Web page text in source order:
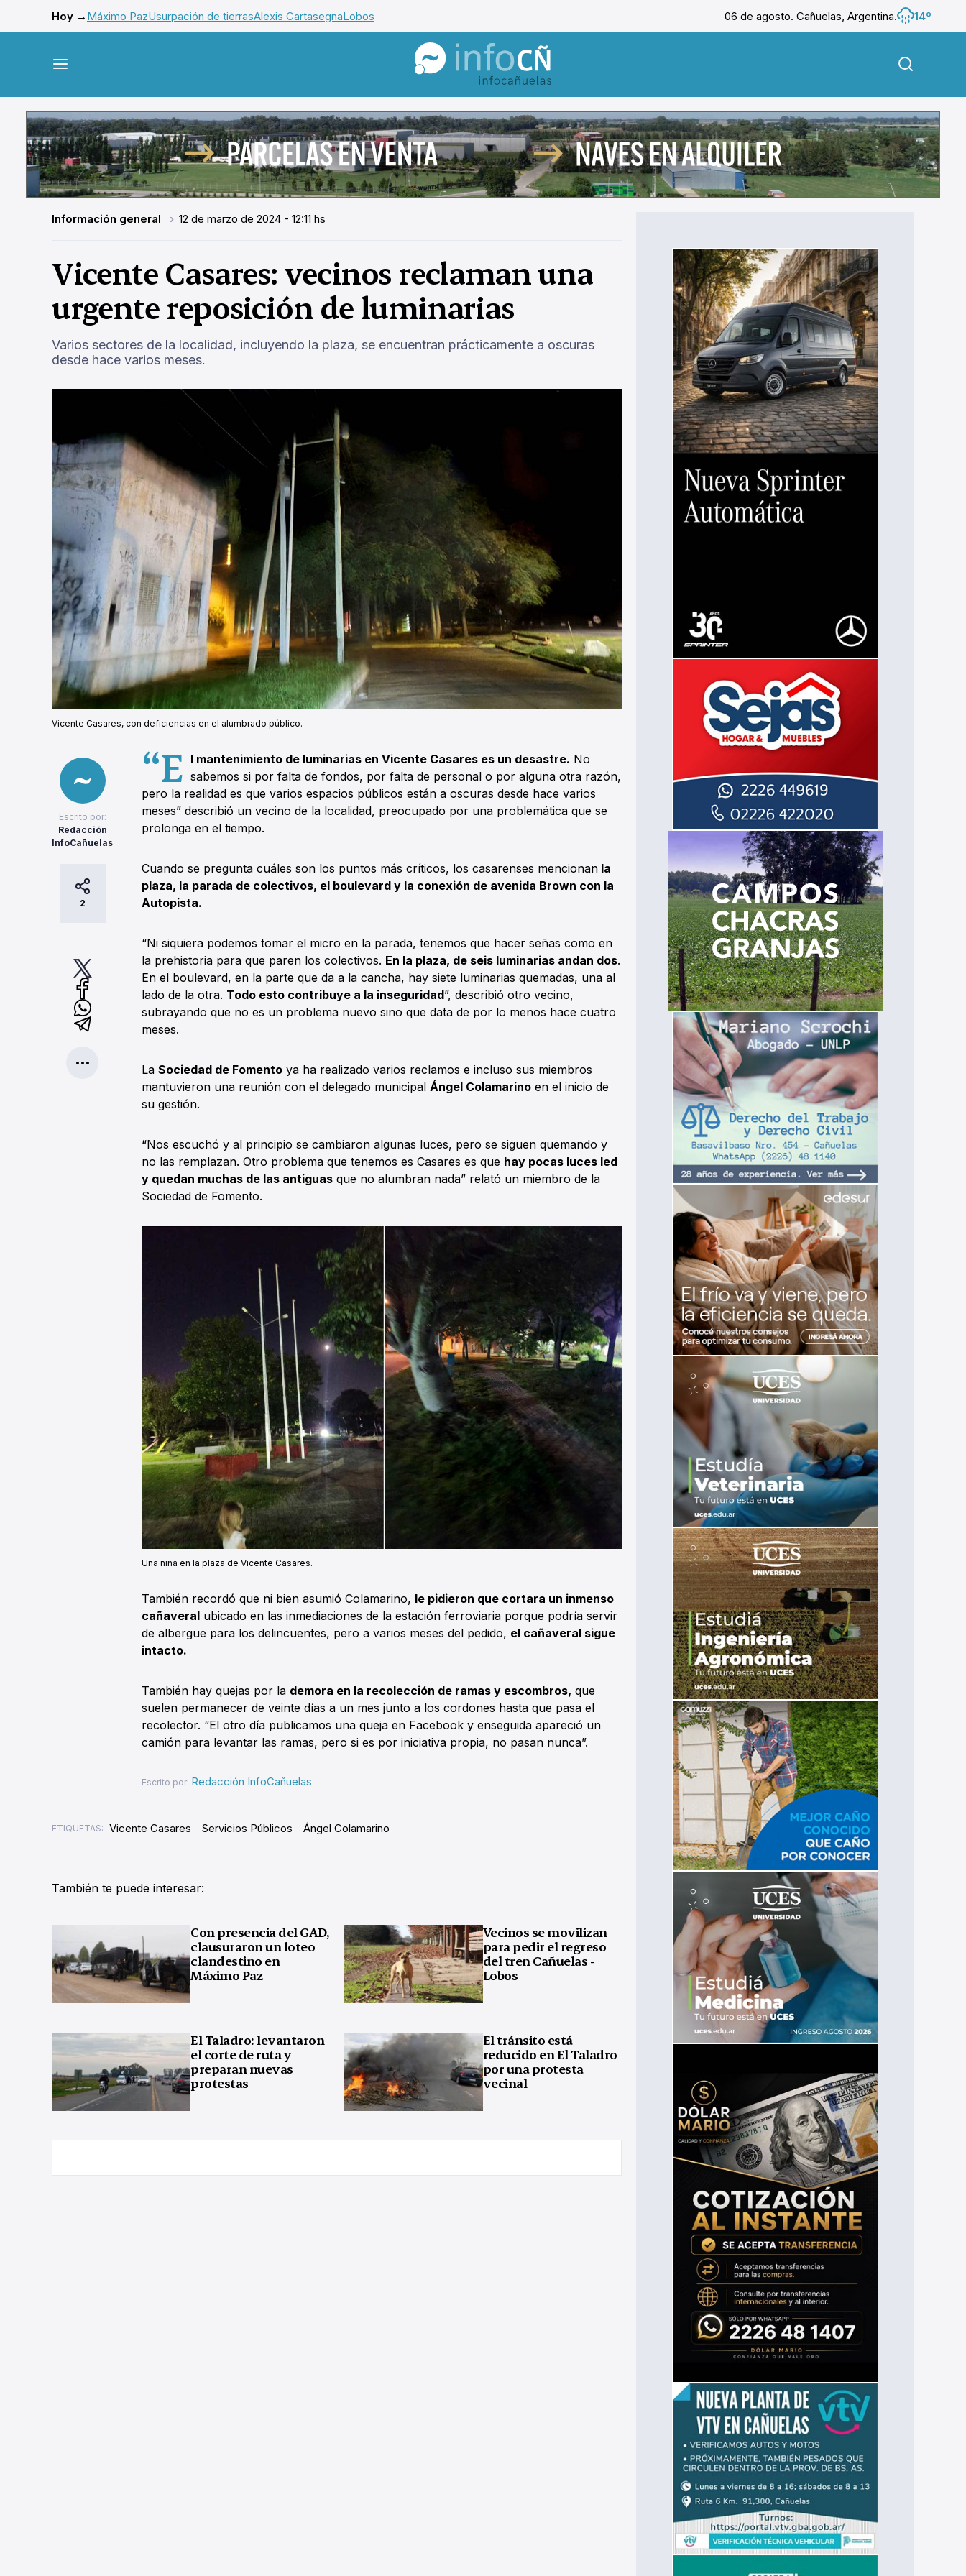
Hoy → Máximo PazUsurpación de tierrasAlexis CartasegnaLobos 06 de agosto. Cañuelas, Argentina.
14º
InfoCañuelas
Información general 12 de marzo de 2024 - 12:11 hs
Vicente Casares: vecinos reclaman una
urgente reposición de luminarias
Varios sectores de la localidad, incluyendo la plaza, se encuentran prácticamente a oscuras
desde hace varios meses.
Vicente Casares, con deficiencias en el alumbrado público.
Escrito por:
Redacción
InfoCañuelas
2
“E l mantenimiento de luminarias en Vicente Casares es un desastre. No
sabemos si por falta de fondos, por falta de personal o por alguna otra razón,
pero la realidad es que varios espacios públicos están a oscuras desde hace varios
meses” describió un vecino de la localidad, preocupado por una problemática que se
prolonga en el tiempo.
Cuando se pregunta cuáles son los puntos más críticos, los casarenses mencionan la
plaza, la parada de colectivos, el boulevard y la conexión de avenida Brown con la
Autopista.
“Ni siquiera podemos tomar el micro en la parada, tenemos que hacer señas como en
la prehistoria para que paren los colectivos. En la plaza, de seis luminarias andan dos.
En el boulevard, en la parte que da a la cancha, hay siete luminarias quemadas, una al
lado de la otra. Todo esto contribuye a la inseguridad”, describió otro vecino,
subrayando que no es un problema nuevo sino que data de por lo menos hace cuatro
meses.
La Sociedad de Fomento ya ha realizado varios reclamos e incluso sus miembros
mantuvieron una reunión con el delegado municipal Ángel Colamarino en el inicio de
su gestión.
“Nos escuchó y al principio se cambiaron algunas luces, pero se siguen quemando y
no las remplazan. Otro problema que tenemos es Casares es que hay pocas luces led
y quedan muchas de las antiguas que no alumbran nada” relató un miembro de la
Sociedad de Fomento.
Una niña en la plaza de Vicente Casares.
También recordó que ni bien asumió Colamarino, le pidieron que cortara un inmenso
cañaveral ubicado en las inmediaciones de la estación ferroviaria porque podría servir
de albergue para los delincuentes, pero a varios meses del pedido, el cañaveral sigue
intacto.
También hay quejas por la demora en la recolección de ramas y escombros, que
suelen permanecer de veinte días a un mes junto a los cordones hasta que pasa el
recolector. “El otro día publicamos una queja en Facebook y enseguida apareció un
camión para levantar las ramas, pero si es por iniciativa propia, no pasan nunca”.
Escrito por: Redacción InfoCañuelas
ETIQUETAS: Vicente Casares Servicios Públicos Ángel Colamarino
También te puede interesar:
Con presencia del GAD,
clausuraron un loteo
clandestino en
Máximo Paz
Vecinos se movilizan
para pedir el regreso
del tren Cañuelas -
Lobos
El Taladro: levantaron
el corte de ruta y
preparan nuevas
protestas
El tránsito está
reducido en El Taladro
por una protesta
vecinal